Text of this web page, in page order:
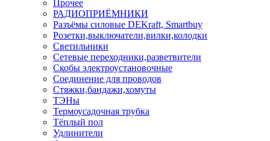
Прочее
РАДИОПРИЁМНИКИ
Разъёмы силовые DEKraft, Smartbuy
Розетки,выключатели,вилки,колодки
Светильники
Сетевые переходники,разветвители
Скобы электроустановочные
Соединение для проводов
Стяжки,бандажи,хомуты
ТЭНы
Термоусадочная трубка
Тёплый пол
Удлинители